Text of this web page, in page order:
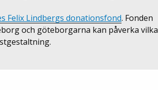
Felix Lindbergs donationsfond. Fonden
och göteborgarna kan påverka vilka